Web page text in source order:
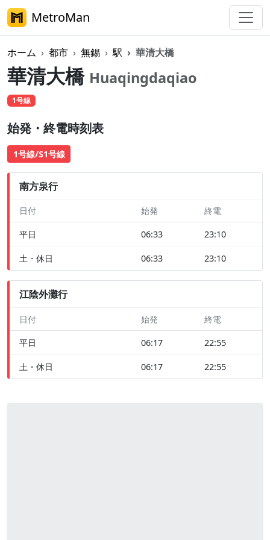
MetroMan
ホーム 都市 無錫 駅 華清大橋
華清大橋 Huaqingdaqiao
1号線
始発・終電時刻表
1号線/S1号線
南方泉行
日付 始発 終電
平日 06:33 23:10
土・休日 06:33 23:10
江陰外灘行
日付 始発 終電
平日 06:17 22:55
土・休日 06:17 22:55